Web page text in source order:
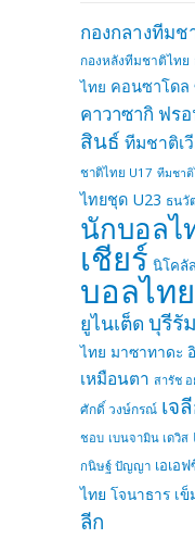
กองกลางทีมช
กองหลังทีมชาติไทย
ไทย คอนซาโดล
คาวาซากิ ฟร
สินธ์ ทีมชาติเ
ชาติไทย U17 ทีมชาติ
ไทยชุด U23 ธนวั
นักบอลไ
เชียร์ นิโคลั
บอลไท
ยูไนเต็ด บุรีรั
ไทย มาซาทาดะ
เหมือนตา สารัช อ
ศักดิ์ วงษ์กรณ์ เจ
ชอบ เบนจามิน เดวิส
กนิษฐ์ ปัญญา เอเอ
ไทย โจนาธาร เข็
ลีก